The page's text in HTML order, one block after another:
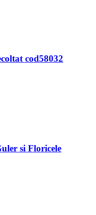
cod58032
si Floricele